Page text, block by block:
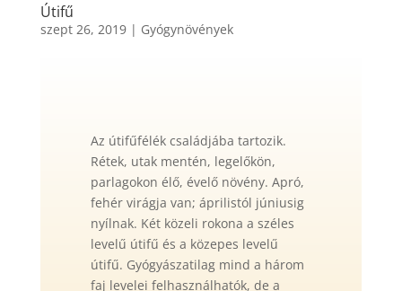
Útifű
szept 26, 2019| Gyógynövények
Az útifűfélék családjába tartozik.
Rétek, utak mentén, legelőkön,
parlagokon élő, évelő növény. Apró,
fehér virágja van; áprilistól júniusig
nyílnak. Két közeli rokona a széles
levelű útifű és a közepes levelű
útifű. Gyógyászatilag mind a három
faj levelei felhasználhatók, de a